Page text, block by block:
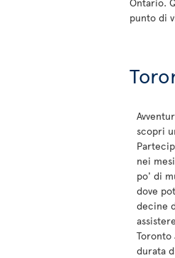
punto di
scopri
nei
po' di
dove
decine
Toronto
durata